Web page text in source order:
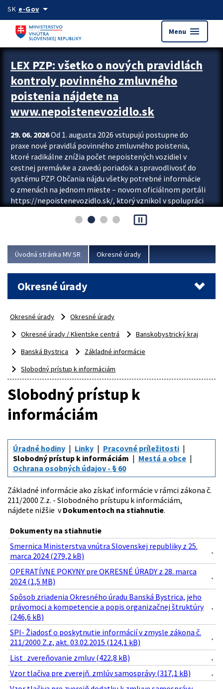
Preskocit na hlavný obsah
SK e-Govarrow_drop_down
Menu menu
Zastavit automatický posun upútavok
LEX PZP: všetko o nových pravidlách
kontroly povinného zmluvného
poistenia nájdete na
www.nepoistenevozidlo.sk
29. 06. 2026Od 1. augusta 2026 vstupujú postupne do
praxe nové pravidlá povinného zmluvného poistenia,
ktoré radikálne znížia počet nepoistených vozidiel v
cestnej premávke a zavedú poriadok a spravodlivosť do
systému PZP. Občania nájdu všetky potrebné informácie
o zmenách na jednom mieste – novom oficiálnom portáli
https://nepoistenevozidlo.sk/, ktorý vznikol v spolupráci
asociácie poisťovní (SLASPO) a Ministerstva vnútra SR.
Viac
pause_presentation
Úvodná stránka MV SR Okresné úrady
Okresné úrady
Okresné úrady
Okresné úrady
Okresné úrady / Klientske centrá
Banskobystrický kraj
Banská Bystrica
Základné informácie
Slobodný prístup k informáciám
Slobodný prístup k
informáciám
Úradné hodiny Linky
Pracovné príležitosti
Slobodný prístup k informáciám
Mestá a obce
Ochrana osobných údajov - § 60
Základné informácie ako získať informácie v rámci zákona č.
211/2000 Z.z. - Slobodného prístupu k informáciám,
nájdete nižšie vDokumentoch na stiahnutie.
Dokumenty na stiahnutie
Smernica Ministerstva vnútra Slovenskej republiky z 25.
marca 2024 (279,2 kB)
OPERATÍVNE POKYNY pre OKRESNÉ ÚRADY z 28. marca
2024 (1,5 MB)
Spôsob zriadenia Okresného úradu Banská Bystrica, jeho
právomoci a kompetencie a popis organizačnej štruktúry
(246,6 kB)
SPI- Žiadosť o poskytnutie informácií v zmysle zákona č.
211/2000 Z.z, akt. 03.02.2015 (124,1 kB)
List_zvereňovanie zmluv (422,8 kB)
Vzor tlačiva pre zverejň. zmlúv samosprávy (317,1 kB)